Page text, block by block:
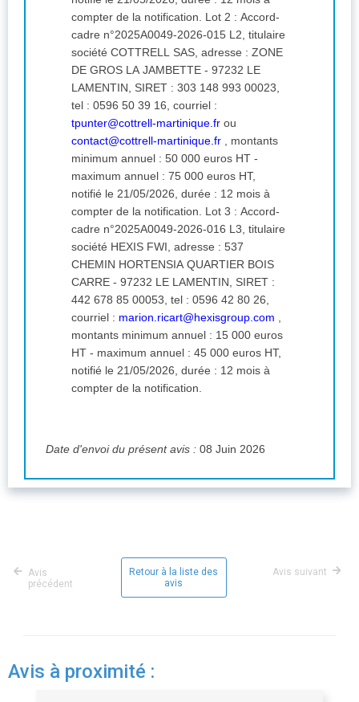
compter de la notification. Lot 2 : Accord-
cadre n°2025A0049-2026-015 L2, titulaire
société COTTRELL SAS, adresse : ZONE
DE GROS LA JAMBETTE - 97232 LE
LAMENTIN, SIRET : 303 148 993 00023,
tel : 0596 50 39 16, courriel :
tpunter@cottrell-martinique.fr ou
contact@cottrell-martinique.fr , montants
minimum annuel : 50 000 euros HT -
maximum annuel : 75 000 euros HT,
notifié le 21/05/2026, durée : 12 mois à
compter de la notification. Lot 3 : Accord-
cadre n°2025A0049-2026-016 L3, titulaire
société HEXIS FWI, adresse : 537
CHEMIN HORTENSIA QUARTIER BOIS
CARRE - 97232 LE LAMENTIN, SIRET :
442 678 85 00053, tel : 0596 42 80 26,
courriel : marion.ricart@hexisgroup.com ,
montants minimum annuel : 15 000 euros
HT - maximum annuel : 45 000 euros HT,
notifié le 21/05/2026, durée : 12 mois à
compter de la notification.
Date d'envoi du présent avis : 08 Juin 2026
Avis
précédent
Retour à la liste des
avis
Avis suivant
Avis à proximité :